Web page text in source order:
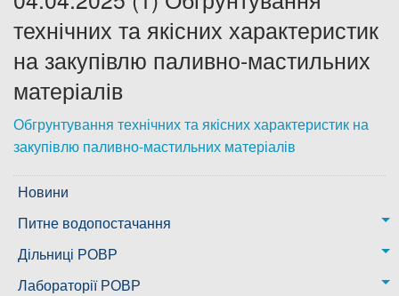
Дозвіл на спеціальне водокористування
Платні послуги
технічних та якісних характеристик
на закупівлю паливно-мастильних
матеріалів
Обгрунтування технічних та якісних характеристик на
закупівлю паливно-мастильних матеріалів
Новини
Питне водопостачання
м. Миколаїв
Казанківська ТГ
Дільниці РОВР
Новоодеська дільниця – водогін № 1,2
Лабораторії РОВР